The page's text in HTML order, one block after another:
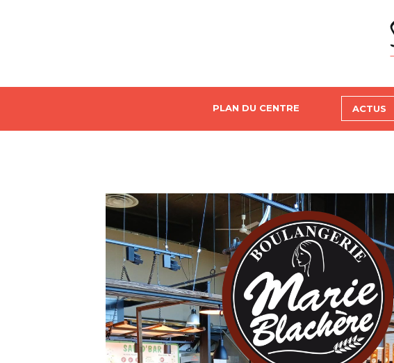
PLAN DU CENTRE ACTUS